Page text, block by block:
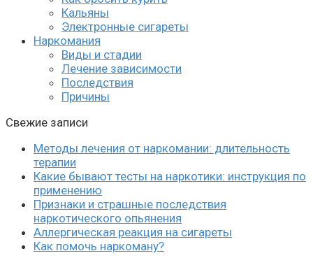
Кальяны
Электронные сигареты
Наркомания
Виды и стадии
Лечение зависимости
Последствия
Причины
Свежие записи
Методы лечения от наркомании: длительность
терапии
Какие бывают тесты на наркотики: инструкция по
применению
Признаки и страшные последствия
наркотического опьянения
Аллергическая реакция на сигареты
Как помочь наркоману?